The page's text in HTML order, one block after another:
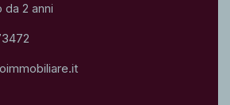
da 2 anni